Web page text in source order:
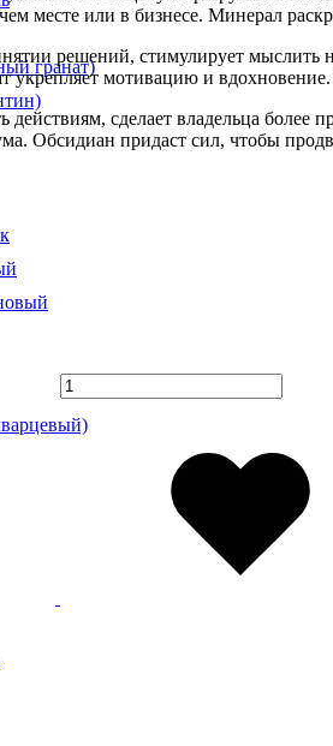
гранат)
месте или в бизнесе. Минерал
решений, стимулирует мыслить
укрепляет мотивацию и
действиям, сделает владельца
Обсидиан придаст сил, чтобы
Добавить
Добавление